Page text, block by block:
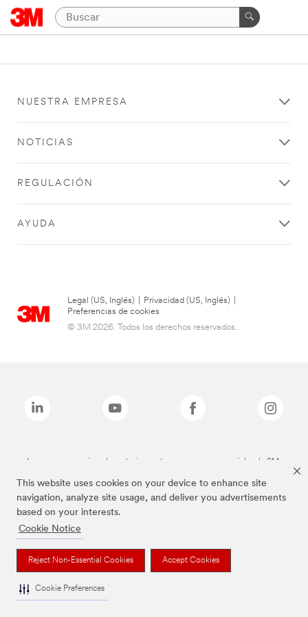
This website uses cookies on your device to enhance site
navigation, analyze site usage, and deliver you advertisements
based on your interests.
Cookie Notice
Reject Non-Essential Cookies Accept Cookies
Cookie Preferences
NUESTRA EMPRESA
NOTICIAS
REGULACIÓN
AYUDA
Legal (US, Inglés) Privacidad (US, Inglés)
Preferencias de cookies
© 3M 2026. Todos los derechos reservados..
Las marcas mencionadas anteriormente son marcas comerciales de 3M.